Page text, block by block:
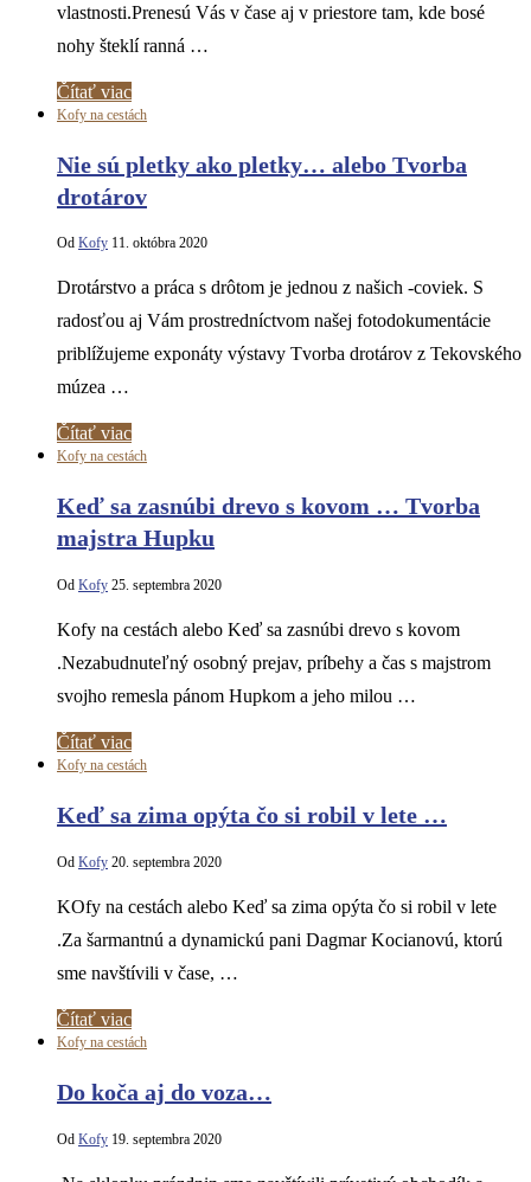
vlastnosti.Prenesú Vás v čase aj v priestore tam, kde bosé
nohy šteklí ranná …
Čítať viac
Kofy na cestách
Nie sú pletky ako pletky… alebo Tvorba
drotárov
Od Kofy 11. októbra 2020
Drotárstvo a práca s drôtom je jednou z našich -coviek. S
radosťou aj Vám prostredníctvom našej fotodokumentácie
priblížujeme exponáty výstavy Tvorba drotárov z Tekovského
múzea …
Čítať viac
Kofy na cestách
Keď sa zasnúbi drevo s kovom … Tvorba
majstra Hupku
Od Kofy 25. septembra 2020
Kofy na cestách alebo Keď sa zasnúbi drevo s kovom
.Nezabudnuteľný osobný prejav, príbehy a čas s majstrom
svojho remesla pánom Hupkom a jeho milou …
Čítať viac
Kofy na cestách
Keď sa zima opýta čo si robil v lete …
Od Kofy 20. septembra 2020
KOfy na cestách alebo Keď sa zima opýta čo si robil v lete
.Za šarmantnú a dynamickú pani Dagmar Kocianovú, ktorú
sme navštívili v čase, …
Čítať viac
Kofy na cestách
Do koča aj do voza…
Od Kofy 19. septembra 2020